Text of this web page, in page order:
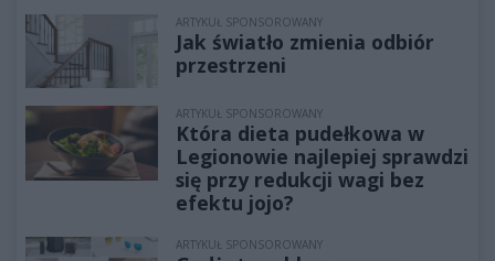
ARTYKUŁ SPONSOROWANY
Jak światło zmienia odbiór
przestrzeni
ARTYKUŁ SPONSOROWANY
Która dieta pudełkowa w
Legionowie najlepiej sprawdzi
się przy redukcji wagi bez
efektu jojo?
ARTYKUŁ SPONSOROWANY